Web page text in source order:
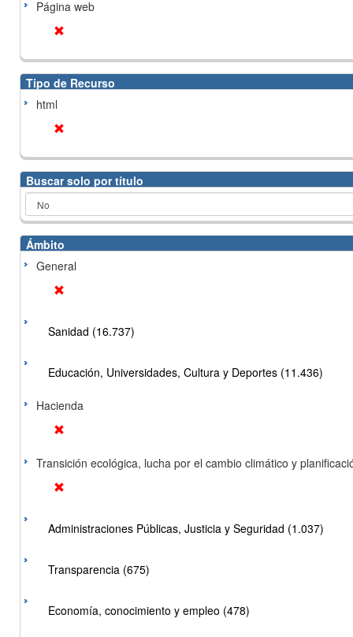
Página web
Tipo de Recurso
html
Buscar solo por título
Ámbito
General
Sanidad (16.737)
Educación, Universidades, Cultura y Deportes (11.436)
Hacienda
Transición ecológica, lucha por el cambio climático y
Administraciones Públicas, Justicia y Seguridad (1.037)
Transparencia (675)
Economía, conocimiento y empleo (478)